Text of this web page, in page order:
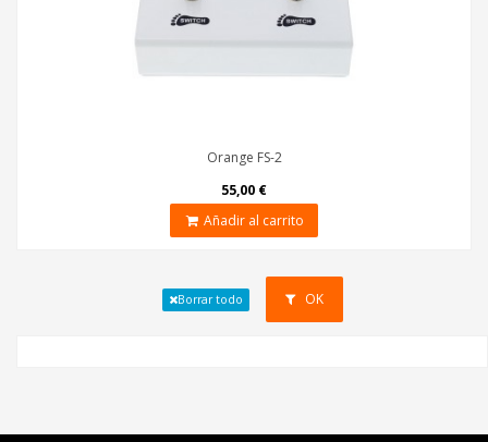
Orange FS-2
55,00 €
Añadir al carrito
Borrar todo OK